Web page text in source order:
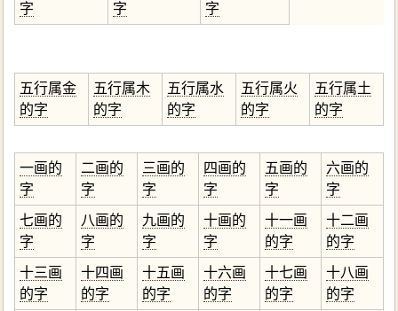
字
字
字
五行属金
的字
五行属木
的字
五行属水
的字
五行属火
的字
五行属土
的字
一画的
字
二画的
字
三画的
字
四画的
字
五画的
字
六画的
字
七画的
字
八画的
字
九画的
字
十画的
字
十一画
的字
十二画
的字
十三画
的字
十四画
的字
十五画
的字
十六画
的字
十七画
的字
十八画
的字